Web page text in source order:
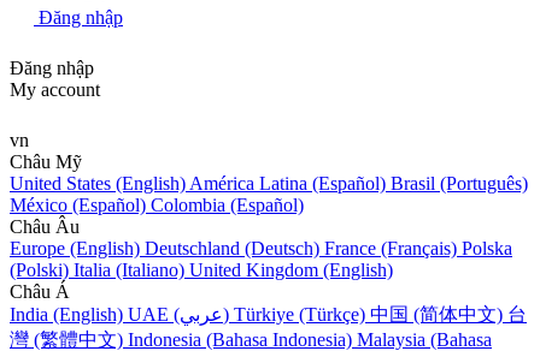
Đăng nhập
Đăng nhập
My account
vn
Châu Mỹ
United States (English) América Latina (Español) Brasil (Português)
México (Español) Colombia (Español)
Châu Âu
Europe (English) Deutschland (Deutsch) France (Français) Polska
(Polski) Italia (Italiano) United Kingdom (English)
Châu Á
India (English)
UAE (عربي) Türkiye (Türkçe) 中国 (简体中文) 台
灣 (繁體中文) Indonesia (Bahasa Indonesia) Malaysia (Bahasa